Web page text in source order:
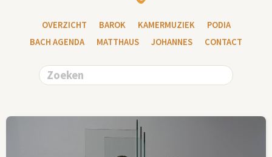
OVERZICHT BAROK KAMERMUZIEK
PODIA
BACH AGENDA
MATTHAUS JOHANNES CONTACT